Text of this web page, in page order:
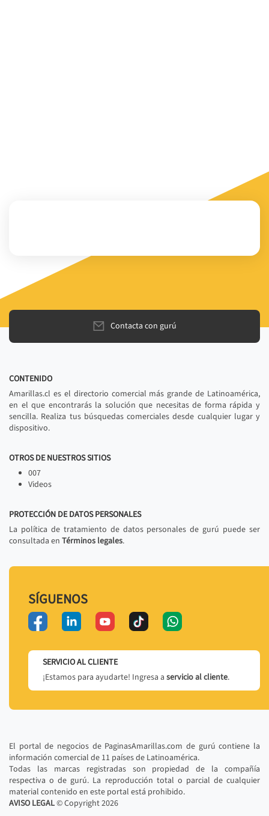
Contacta con gurú
CONTENIDO
Amarillas.cl es el directorio comercial más grande de Latinoamérica,
en el que encontrarás la solución que necesitas de forma rápida y
sencilla. Realiza tus búsquedas comerciales desde cualquier lugar y
dispositivo.
OTROS DE NUESTROS SITIOS
007
Videos
PROTECCIÓN DE DATOS PERSONALES
La política de tratamiento de datos personales de gurú puede ser
consultada en Términos legales.
SÍGUENOS
SERVICIO AL CLIENTE
¡Estamos para ayudarte! Ingresa a servicio al cliente.
El portal de negocios de PaginasAmarillas.com de gurú contiene la
información comercial de 11 países de Latinoamérica.
Todas las marcas registradas son propiedad de la compañía
respectiva o de gurú. La reproducción total o parcial de cualquier
material contenido en este portal está prohibido.
AVISO LEGAL© Copyright2026